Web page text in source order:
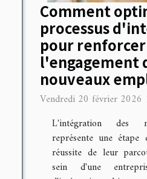
Comment
processus
pour renforcer
l'engagement
nouveaux
Vendredi 20 février 2026
L'intégration des
représente une étape
réussite de leur
sein d'une